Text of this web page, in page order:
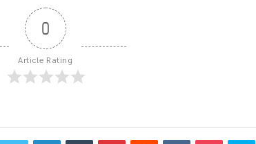
0
Article Rating